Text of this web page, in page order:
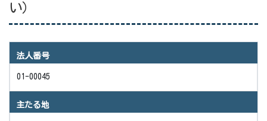
い）
法人番号
01-00045
主たる地